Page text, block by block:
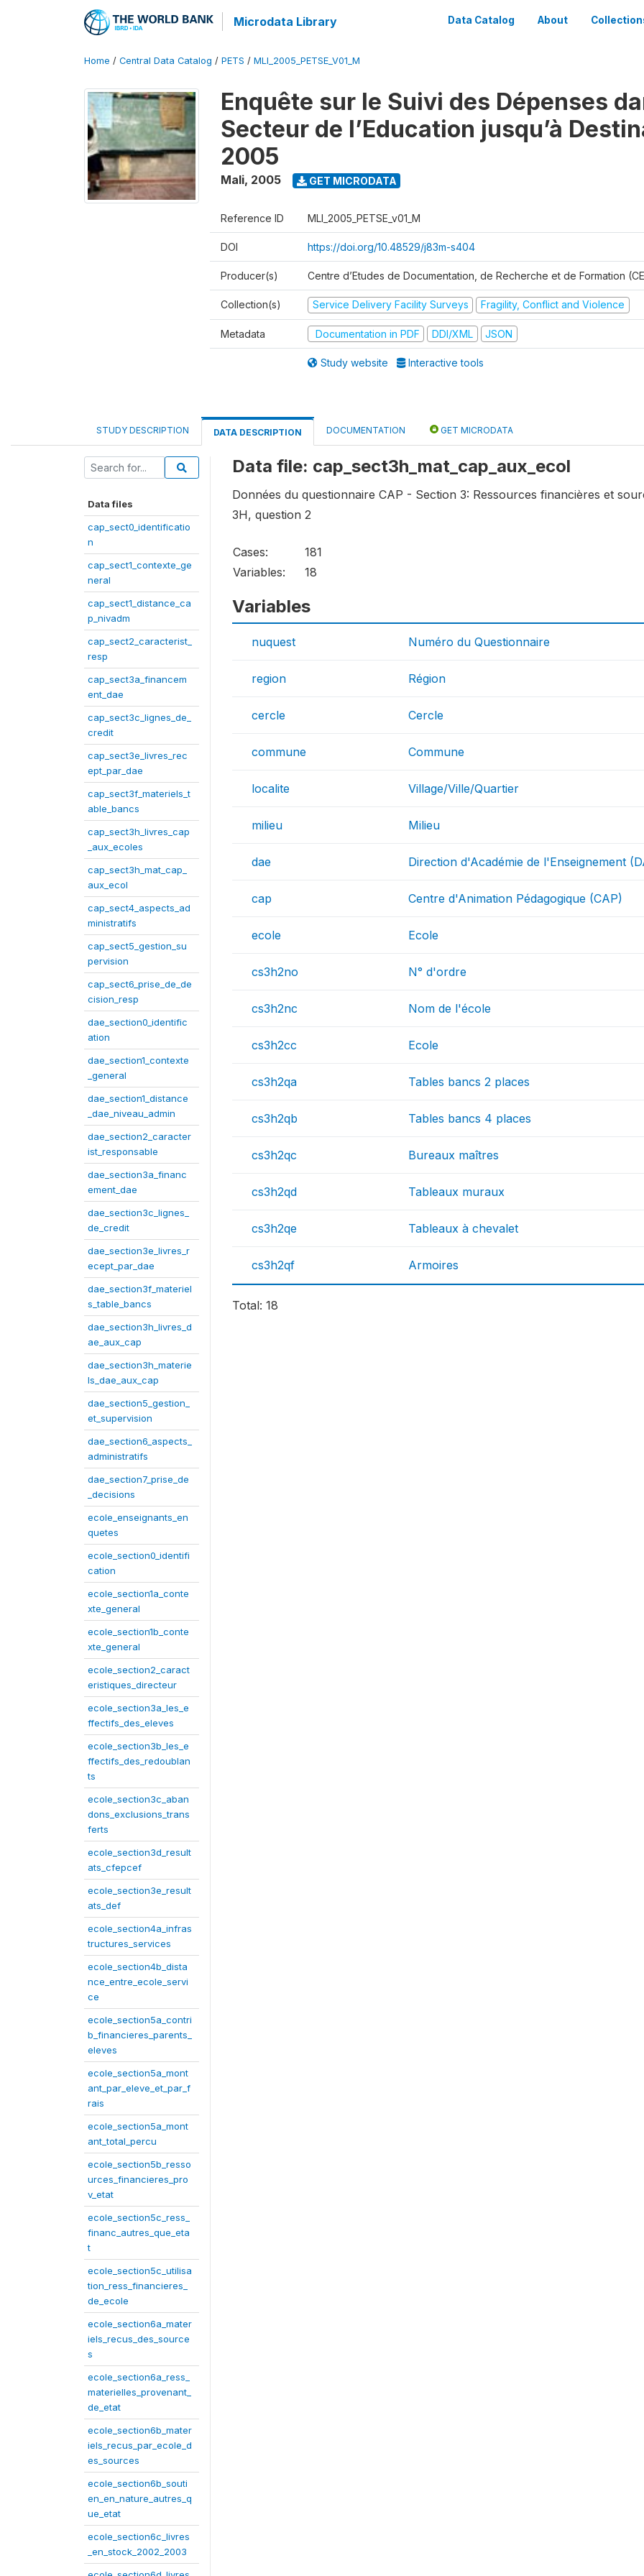
Microdata Library Data Catalog About
Home / Central Data Catalog / PETS / MLI_2005_PETSE_V01_M
Enquête sur le Suivi des Dépenses
Secteur de l’Education jusqu’à
2005
Mali, 2005 GET MICRODATA
Reference ID MLI_2005_PETSE_v01_M
DOI https://doi.org/10.48529/j83m-s404
Producer(s) Centre d’Etudes de Documentation, de Recherche et de Formation
Collection(s) Service Delivery Facility Surveys Fragility, Conflict and Violence
Metadata Documentation in PDF DDI/XML JSON
Study website Interactive tools
STUDY DESCRIPTION DATA DESCRIPTION DOCUMENTATION GET MICRODATA
Data files
cap_sect0_identificatio
n
cap_sect1_contexte_ge
neral
cap_sect1_distance_ca
p_nivadm
cap_sect2_caracterist_
resp
cap_sect3a_financem
ent_dae
cap_sect3c_lignes_de_
credit
cap_sect3e_livres_rec
ept_par_dae
cap_sect3f_materiels_t
able_bancs
cap_sect3h_livres_cap
_aux_ecoles
cap_sect3h_mat_cap_
aux_ecol
cap_sect4_aspects_ad
ministratifs
cap_sect5_gestion_su
pervision
cap_sect6_prise_de_de
cision_resp
dae_section0_identific
ation
dae_section1_contexte
_general
dae_section1_distance
_dae_niveau_admin
dae_section2_caracter
ist_responsable
dae_section3a_financ
ement_dae
dae_section3c_lignes_
de_credit
dae_section3e_livres_r
ecept_par_dae
dae_section3f_materiel
s_table_bancs
dae_section3h_livres_d
ae_aux_cap
dae_section3h_materie
ls_dae_aux_cap
dae_section5_gestion_
et_supervision
dae_section6_aspects_
administratifs
dae_section7_prise_de
_decisions
ecole_enseignants_en
quetes
ecole_section0_identifi
cation
ecole_section1a_conte
xte_general
ecole_section1b_conte
xte_general
ecole_section2_caract
eristiques_directeur
ecole_section3a_les_e
ffectifs_des_eleves
ecole_section3b_les_e
ffectifs_des_redoublan
ts
ecole_section3c_aban
dons_exclusions_trans
ferts
ecole_section3d_result
ats_cfepcef
ecole_section3e_result
ats_def
ecole_section4a_infras
tructures_services
ecole_section4b_dista
nce_entre_ecole_servi
ce
ecole_section5a_contri
b_financieres_parents_
eleves
ecole_section5a_mont
ant_par_eleve_et_par_f
rais
ecole_section5a_mont
ant_total_percu
ecole_section5b_resso
urces_financieres_pro
v_etat
ecole_section5c_ress_
financ_autres_que_eta
t
ecole_section5c_utilisa
tion_ress_financieres_
de_ecole
ecole_section6a_mater
iels_recus_des_source
s
ecole_section6a_ress_
materielles_provenant_
de_etat
ecole_section6b_mater
iels_recus_par_ecole_d
es_sources
ecole_section6b_souti
en_en_nature_autres_q
ue_etat
ecole_section6c_livres
_en_stock_2002_2003
Data file: cap_sect3h_mat_cap_aux_ecol
Données du questionnaire CAP - Section 3: Ressources financières et
3H, question 2
Cases:
181
Variables:
18
Variables
nuquest Numéro du Questionnaire
region Région
cercle Cercle
commune Commune
localite Village/Ville/Quartier
milieu Milieu
dae Direction d'Académie de l'Enseignement
cap Centre d'Animation Pédagogique (CAP)
ecole Ecole
cs3h2no N° d'ordre
cs3h2nc Nom de l'école
cs3h2cc Ecole
cs3h2qa Tables bancs 2 places
cs3h2qb Tables bancs 4 places
cs3h2qc Bureaux maîtres
cs3h2qd Tableaux muraux
cs3h2qe Tableaux à chevalet
cs3h2qf Armoires
Total: 18